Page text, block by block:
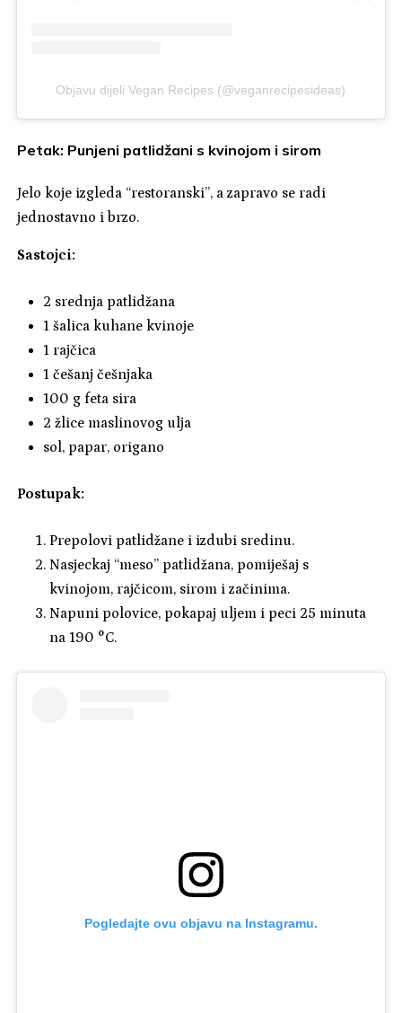
Objavu dijeli Vegan Recipes (@veganrecipesideas)
Petak: Punjeni patlidžani s kvinojom i sirom
Jelo koje izgleda “restoranski”, a zapravo se radi
jednostavno i brzo.
Sastojci:
2 srednja patlidžana
1 šalica kuhane kvinoje
1 rajčica
1 češanj češnjaka
100 g feta sira
2 žlice maslinovog ulja
sol, papar, origano
Postupak:
Prepolovi patlidžane i izdubi sredinu.
Nasjeckaj “meso” patlidžana, pomiješaj s
kvinojom, rajčicom, sirom i začinima.
Napuni polovice, pokapaj uljem i peci 25 minuta
na 190 °C.
Pogledajte ovu objavu na Instagramu.